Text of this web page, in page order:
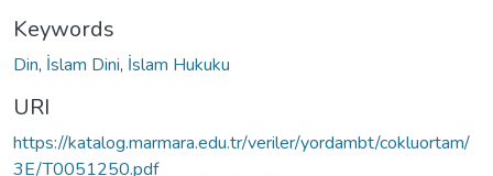
Keywords
Din, İslam Dini, İslam Hukuku
URI
https://katalog.marmara.edu.tr/veriler/yordambt/cokluortam/
3E/T0051250.pdf